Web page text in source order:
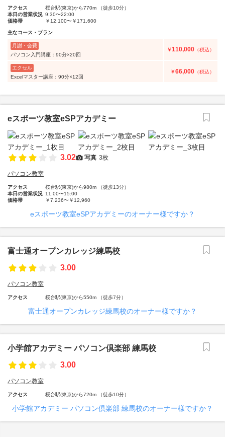
アクセス
桜台駅(東京)から770m （徒歩10分）
本日の営業状況 9:30〜22:00
価格帯
￥12,100〜￥171,600
主なコース・プラン
月謝・会費
パソコン入門講座：90分×20回
￥110,000 （税込）
エクセル
Excelマスター講座：90分×12回
￥66,000 （税込）
eスポーツ教室eSPアカデミー
3.02 写真 3枚
パソコン教室
アクセス
桜台駅(東京)から980m （徒歩13分）
本日の営業状況 11:00〜15:00
価格帯
￥7,236〜￥12,960
eスポーツ教室eSPアカデミーのオーナー様ですか？
富士通オープンカレッジ練馬校
3.00
パソコン教室
アクセス 桜台駅(東京)から550m （徒歩7分）
富士通オープンカレッジ練馬校のオーナー様ですか？
小学館アカデミー パソコン倶楽部 練馬校
3.00
パソコン教室
アクセス 桜台駅(東京)から720m （徒歩10分）
小学館アカデミー パソコン倶楽部 練馬校のオーナー様ですか？